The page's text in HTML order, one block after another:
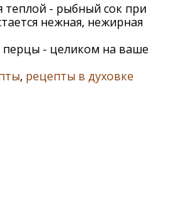
- рыбный сок при
нежная, нежирная
перцы - целиком на ваше
, рецепты в духовке